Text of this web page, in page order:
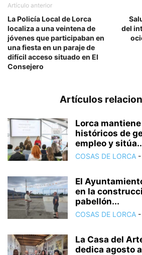
Artículo anterior
La Policía Local de Lorca
localiza a una veintena de
jóvenes que participaban en
una fiesta en un paraje de
difícil acceso situado en El
Consejero
del
Artículos
Lorca
históricos de
empleo y
COSAS DE LORCA -
El
en la
pabellón...
COSAS DE LORCA -
La Casa del
dedica agosto